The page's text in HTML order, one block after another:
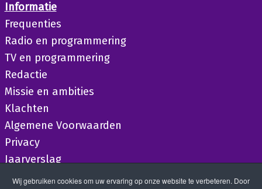
Informatie
Frequenties
Radio en programmering
TV en programmering
Redactie
Missie en ambities
Klachten
Algemene Voorwaarden
Privacy
Jaarverslag
Wij gebruiken cookies om uw ervaring op onze website te verbeteren. Door